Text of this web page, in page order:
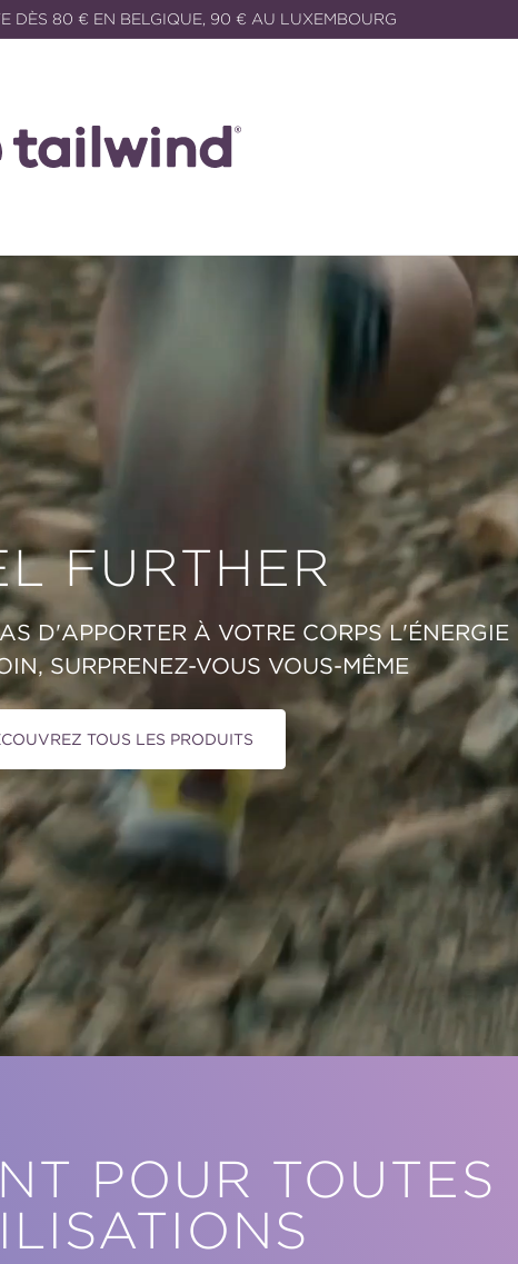
DÈS 80 € EN BELGIQUE, 90 € AU LUXEMBOURG
FURTHER
D'APPORTER À VOTRE CORPS L'ÉNERGIE
SURPRENEZ-VOUS VOUS-MÊME
TOUS LES PRODUITS
POUR TOUTES